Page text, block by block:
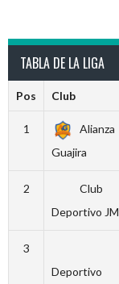
TABLA DE LA LIGA
Pos Club
1
Alianza
Guajira
2
Club
Deportivo JM
3
Deportivo